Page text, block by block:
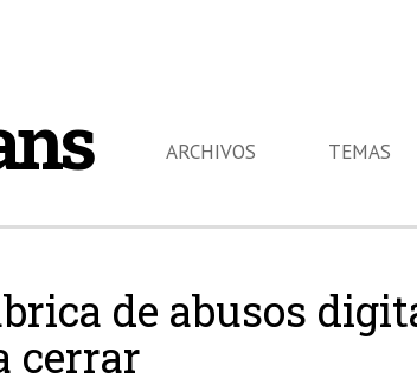
ARCHIVOS TEMAS
de abusos
cerrar